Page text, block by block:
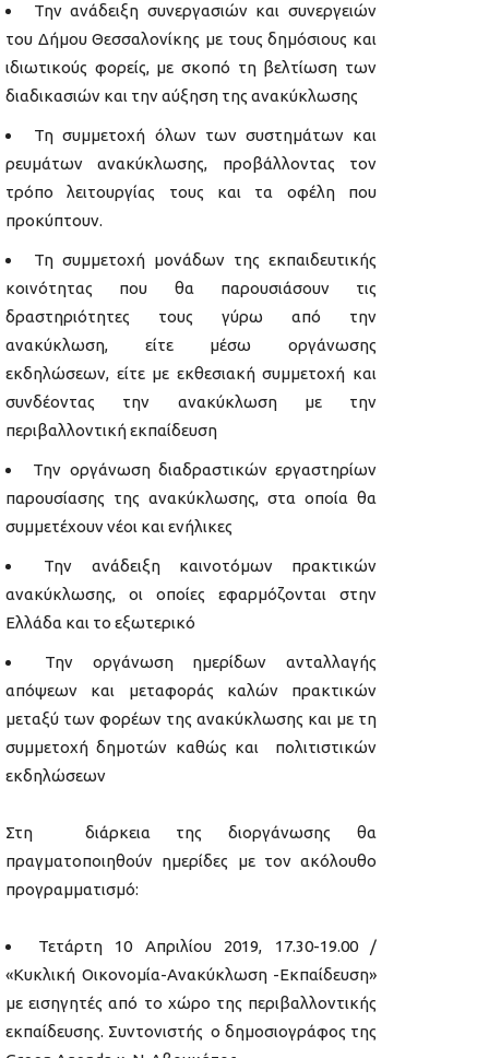
Την ανάδειξη συνεργασιών και συνεργειών
του Δήμου Θεσσαλονίκης με τους δημόσιους και
ιδιωτικούς φορείς, με σκοπό τη βελτίωση των
διαδικασιών και την αύξηση της ανακύκλωσης
Τη συμμετοχή όλων των συστημάτων και
ρευμάτων ανακύκλωσης, προβάλλοντας τον
τρόπο λειτουργίας τους και τα οφέλη που
προκύπτουν.
Τη συμμετοχή μονάδων της εκπαιδευτικής
κοινότητας που θα παρουσιάσουν τις
δραστηριότητες τους γύρω από την
ανακύκλωση, είτε μέσω οργάνωσης
εκδηλώσεων, είτε με εκθεσιακή συμμετοχή και
συνδέοντας την ανακύκλωση με την
περιβαλλοντική εκπαίδευση
Την οργάνωση διαδραστικών εργαστηρίων
παρουσίασης της ανακύκλωσης, στα οποία θα
συμμετέχουν νέοι και ενήλικες
Την ανάδειξη καινοτόμων πρακτικών
ανακύκλωσης, οι οποίες εφαρμόζονται στην
Ελλάδα και το εξωτερικό
Την οργάνωση ημερίδων ανταλλαγής
απόψεων και μεταφοράς καλών πρακτικών
μεταξύ των φορέων της ανακύκλωσης και με τη
συμμετοχή δημοτών καθώς και πολιτιστικών
εκδηλώσεων
Στη διάρκεια της διοργάνωσης θα
πραγματοποιηθούν ημερίδες με τον ακόλουθο
προγραμματισμό:
Τετάρτη 10 Απριλίου 2019, 17.30-19.00 /
«Κυκλική Οικονομία-Ανακύκλωση -Εκπαίδευση»
με εισηγητές από το χώρο της περιβαλλοντικής
εκπαίδευσης. Συντονιστής ο δημοσιογράφος της